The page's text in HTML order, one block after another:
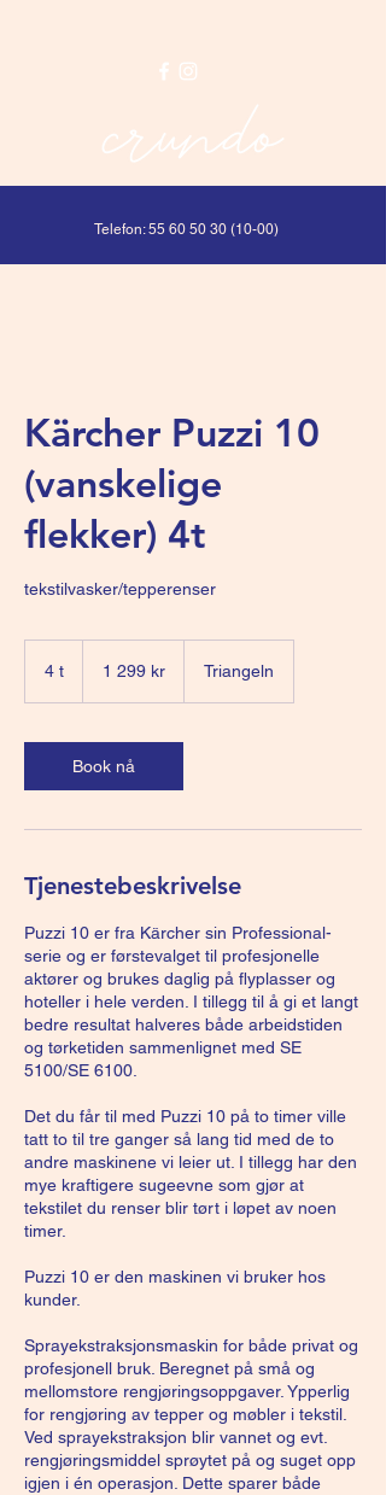
Telefon:55 60 50 30 (10-00)
Kärcher Puzzi 10
(vanskelige
flekker) 4t
tekstilvasker/tepperenser
4 t
kroner1 299 kr Triangeln
Book nå
Tjenestebeskrivelse
Puzzi 10 er fra Kärcher sin Professional-
serie og er førstevalget til profesjonelle
aktører og brukes daglig på flyplasser og
hoteller i hele verden. I tillegg til å gi et langt
bedre resultat halveres både arbeidstiden
og tørketiden sammenlignet med SE
5100/SE 6100.
Det du får til med Puzzi 10 på to timer ville
tatt to til tre ganger så lang tid med de to
andre maskinene vi leier ut. I tillegg har den
mye kraftigere sugeevne som gjør at
tekstilet du renser blir tørt i løpet av noen
timer.
Puzzi 10 er den maskinen vi bruker hos
kunder.
Sprayekstraksjonsmaskin for både privat og
profesjonell bruk. Beregnet på små og
mellomstore rengjøringsoppgaver. Ypperlig
for rengjøring av tepper og møbler i tekstil.
Ved sprayekstraksjon blir vannet og evt.
rengjøringsmiddel sprøytet på og suget opp
igjen i én operasjon. Dette sparer både